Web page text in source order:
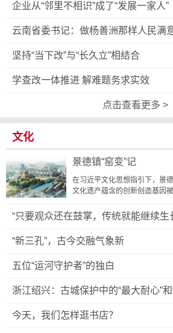
企业从“邻里不相识”成了“发展一家人”
云南省委书记：做杨善洲那样人民满
坚持“当下改”与“长久立”相结合
学查改一体推进 解难题务求实效
点击查看更多 >
文化
景德镇“窑变”记
在习近平文化思想指引下，景德
文化遗产蕴含的创新创造基因
“只要观众还在鼓掌，传统就能继续生
“新三孔”，古今交融气象新
五位“运河守护者”的独白
浙江绍兴：古城保护中的“最大耐心”和
今天，我们怎样逛书店？